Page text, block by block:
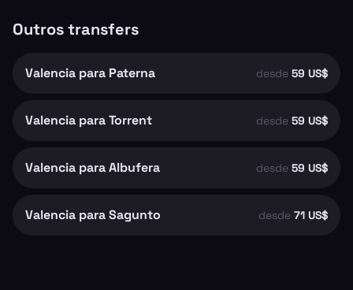
Outros transfers
Valencia para Paterna desde 59 US$
Valencia para Torrent desde 59 US$
Valencia para Albufera desde 59 US$
Valencia para Sagunto desde 71 US$